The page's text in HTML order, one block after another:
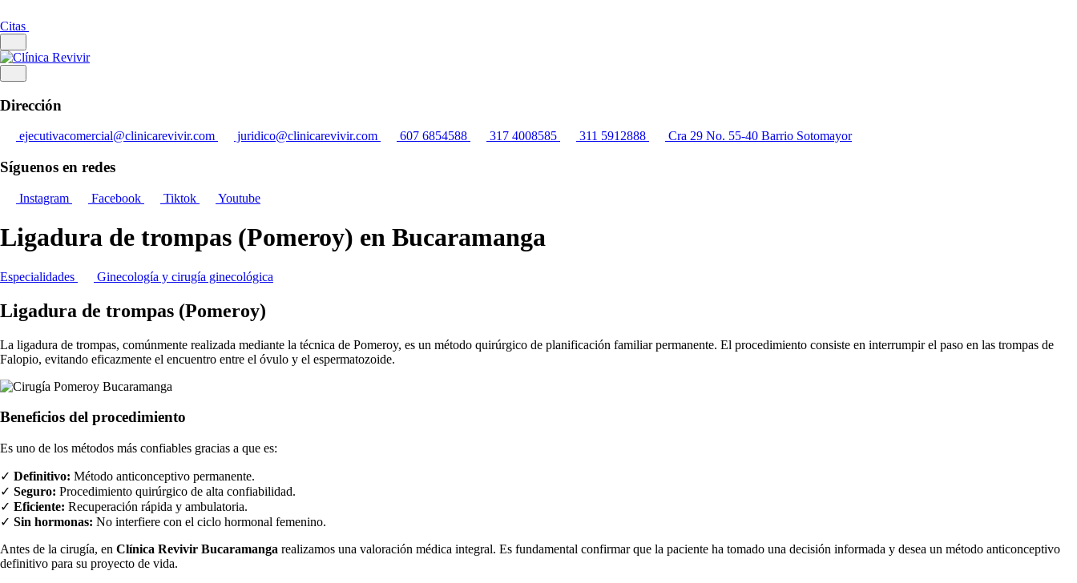
Citas
Dirección
ejecutivacomercial@clinicarevivir.com juridico@clinicarevivir.com 607 6854588 317 4008585 311 5912888 Cra 29 No. 55-40 Barrio Sotomayor
Síguenos en redes
Instagram Facebook Tiktok Youtube
Ligadura de trompas (Pomeroy) en Bucaramanga
Especialidades Ginecología y cirugía ginecológica
Ligadura de trompas (Pomeroy)
La ligadura de trompas, comúnmente realizada mediante la técnica de Pomeroy, es un método quirúrgico de planificación familiar permanente. El procedimiento consiste en interrumpir el paso en las trompas de
Falopio, evitando eficazmente el encuentro entre el óvulo y el espermatozoide.
Beneficios del procedimiento
Es uno de los métodos más confiables gracias a que es:
✓ Definitivo: Método anticonceptivo permanente.
✓ Seguro: Procedimiento quirúrgico de alta confiabilidad.
✓ Eficiente: Recuperación rápida y ambulatoria.
✓ Sin hormonas: No interfiere con el ciclo hormonal femenino.
Antes de la cirugía, en Clínica Revivir Bucaramanga realizamos una valoración médica integral. Es fundamental confirmar que la paciente ha tomado una decisión informada y desea un método anticonceptivo
definitivo para su proyecto de vida.